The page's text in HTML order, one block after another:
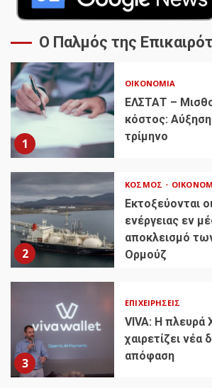
Ο Παλμός της
1
ΟΙΚΟΝΟΜΊΑ
ΕΛΣΤΑΤ –
κόστος: Αύξηση
τρίμηνο
2
ΚΌΣΜΟΣ
Εκτοξεύονται
ενέργειας εν
αποκλεισμό
Ορμούζ
3
ΕΠΙΧΕΙΡΉΣΕΙΣ
VIVA: Η πλευρά
χαιρετίζει νέα
απόφαση